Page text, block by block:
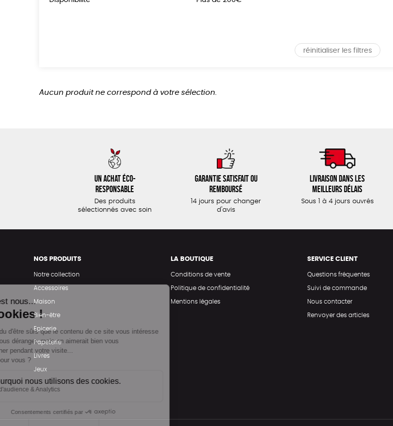
réinitialiser les filtres
Aucun produit ne correspond à votre sélection.
Un achat éco-
responsable
Des produits
sélectionnés avec soin
Garantie satisfait ou
remboursé
14 jours pour changer
d'avis
Livraison dans les
meilleurs délais
Sous 1 à 4 jours ouvrés
NOS PRODUITS
Notre collection
Accessoires
Maison
Bien-être
Epicerie
Papeterie
Livres
Jeux
LA BOUTIQUE
Conditions de vente
Politique de confidentialité
Mentions légales
SERVICE CLIENT
Questions fréquentes
Suivi de commande
Nous contacter
Renvoyer des articles